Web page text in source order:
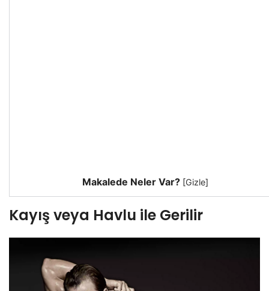
Makalede Neler Var? [Gizle]
Kayış veya Havlu ile Gerilir